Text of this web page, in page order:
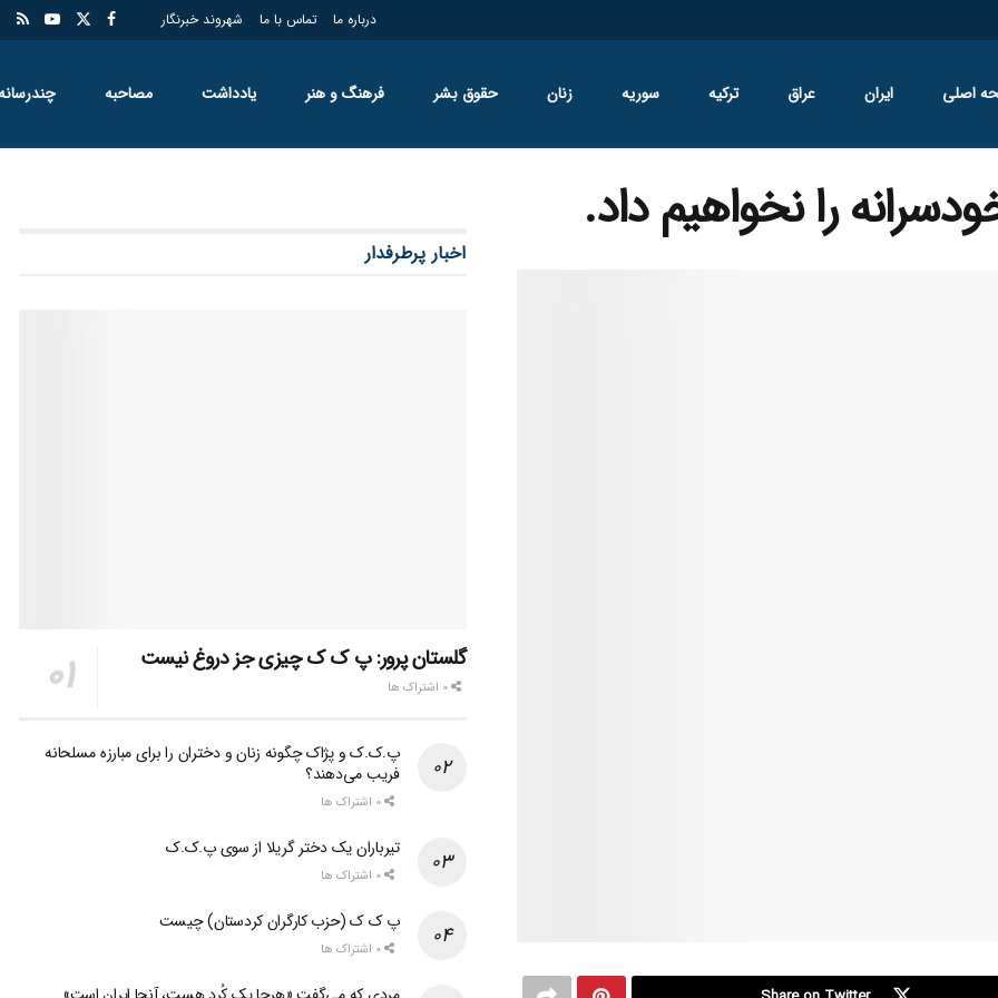
درباره ما تماس با ما شهروند خبرنگار
اصلی ایران عراق ترکیه سوریه زنان حقوق بشر فرهنگ و هنر یادداشت مصاحبه
را نخواهیم داد.
اخبار پرطرفدار
گلستان پرور: پ ک ک چیزی جز دروغ نیست
0 اشتراک ها
پ.ک.ک و پژاک چگونه زنان و دختران را برای مبارزه مسلحانه
فریب می‌دهند؟
0 اشتراک ها
تیرباران یک دختر گریلا از سوی پ.ک.ک
0 اشتراک ها
پ ک ک (حزب کارگران کردستان) چیست
0 اشتراک ها